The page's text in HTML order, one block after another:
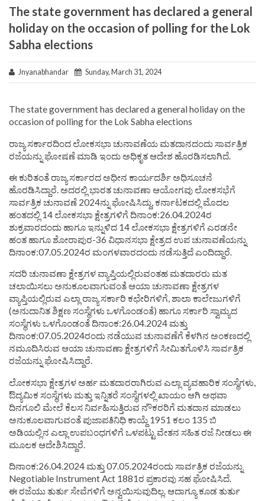
The state government has declared a general
holiday on the occasion of polling for the Lok
Sabha elections
Jnyanabhandar Sunday, March 31, 2024
The state government has declared a general holiday on the
occasion of polling for the Lok Sabha elections
ರಾಜ್ಯ ಸರ್ಕಾರದಿಂದ ಲೋಕಸಭಾ ಚುನಾವಣೆಯ ಮತದಾನದಂದು ಸಾರ್ವತ್ರಿಕ
ರಜೆಯನ್ನು ಘೋಷಣೆ ಮಾಡಿ ಇಂದು ಅಧಿಕೃತ ಆದೇಶ ಹೊರಡಿಸಲಾಗಿದೆ.
ಈ ಕುರಿತಂತೆ ರಾಜ್ಯ ಸರ್ಕಾರದ ಅಧೀನ ಕಾರ್ಯದರ್ಶಿ ಅಧಿಸೂಚನೆ
ಹೊರಡಿಸಿದ್ದಾರೆ. ಅದರಲ್ಲಿ ಭಾರತ ಚುನಾವಣಾ ಆಯೋಗವು ಲೋಕಸಭೆಗೆ
ಸಾರ್ವತ್ರಿಕ ಚುನಾವಣೆ 2024ನ್ನು ಘೋಷಿಸಿದ್ದು, ಕರ್ನಾಟಕದಲ್ಲಿ ಮೊದಲ
ಹಂತದಲ್ಲಿ 14 ಲೋಕಸಭಾ ಕ್ಷೇತ್ರಗಳಿಗೆ ದಿನಾಂಕ:26.04.2024ರ
ಶುಕ್ರವಾರದಂದು ಹಾಗೂ ಇನ್ನುಳಿದ 14 ಲೋಕಸಭಾ ಕ್ಷೇತ್ರಗಳಿಗೆ ಎರಡನೇ
ಹಂತ ಹಾಗೂ ಶೋರಾಪುರ-36 ವಿಧಾನಸಭಾ ಕ್ಷೇತ್ರದ ಉಪ ಚುನಾವಣೆಯನ್ನು
ದಿನಾಂಕ:07.05.2024ರ ಮಂಗಳವಾರದಂದು ನಡೆಸುತ್ತಿದೆ ಎಂದಿದ್ದಾರೆ.
ಸದರಿ ಚುನಾವಣಾ ಕ್ಷೇತ್ರಗಳ ವ್ಯಾಪ್ತಿಯಲ್ಲಿರುವಂತಹ ಮತದಾರರು ಮತ
ಚಲಾಯಿಸಲು ಅನುಕೂಲವಾಗುವಂತೆ ಆಯಾ ಚುನಾವಣಾ ಕ್ಷೇತ್ರಗಳ
ವ್ಯಾಪ್ತಿಯಲ್ಲಿರುವ ಎಲ್ಲಾ ರಾಜ್ಯ ಸರ್ಕಾರಿ ಕಛೇರಿಗಳಿಗೆ, ಶಾಲಾ ಕಾಲೇಜುಗಳಿಗೆ
(ಅನುದಾನಿತ ಶಿಕ್ಷಣ ಸಂಸ್ಥೆಗಳು ಒಳಗೊಂಡಂತೆ) ಹಾಗೂ ಸರ್ಕಾರಿ ಸ್ವಾಮ್ಯದ
ಸಂಸ್ಥೆಗಳು ಒಳಗೊಂಡಂತೆ ದಿನಾಂಕ:26.04.2024 ಮತ್ತು
ದಿನಾಂಕ:07.05.2024ರಂದು ನಡೆಯುವ ಚುನಾವಣೆಗೆ ಕೆಳಗಿನ ಅಂಕಣದಲ್ಲಿ
ನಮೂದಿಸಿರುವ ಆಯಾ ಚುನಾವಣಾ ಕ್ಷೇತ್ರಗಳಿಗೆ ಸೀಮಿತಗೊಳಿಸಿ ಸಾರ್ವತ್ರಿಕ
ರಜೆಯನ್ನು ಘೋಷಿಸಿದ್ದಾರೆ.
ಲೋಕಸಭಾ ಕ್ಷೇತ್ರಗಳ ಅರ್ಹ ಮತದಾರರಾಗಿರುವ ಎಲ್ಲಾ ವ್ಯವಹಾರಿಕ ಸಂಸ್ಥೆಗಳು,
ಔದ್ಯಮಿಕ ಸಂಸ್ಥೆಗಳು ಮತ್ತು ಇನ್ನಿತರೆ ಸಂಸ್ಥೆಗಳಲ್ಲಿ ಖಾಯಂ ಆಗಿ ಅಥವಾ
ದಿನಗೂಲಿ ಮೇಲೆ ಕೆಲಸ ನಿರ್ವಹಿಸುತ್ತಿರುವ ನೌಕರರಿಗೆ ಮತದಾನ ಮಾಡಲು
ಅನುಕೂಲವಾಗುವಂತೆ ಪುಜಾಪತಿನಿಧಿ ಕಾಯ್ದೆ 1951 ಕಲಂ 135 ಬಿ
ಅಡಿಯಲ್ಲಿನ ಎಲ್ಲಾ ಉಪಬಂಧಗಳಿಗೆ ಒಳಪಟ್ಟು ವೇತನ ಸಹಿತ ರಜೆ ನೀಡಲು ಈ
ಮೂಲಕ ಆದೇಶಿಸಿದ್ದಾರೆ.
ದಿನಾಂಕ:26.04.2024 ಮತ್ತು 07.05.2024ರಂದು ಸಾರ್ವತ್ರಿಕ ರಜೆಯನ್ನು
Negotiable Instrument Act 1881ರ ಪ್ರಕಾರವು ಸಹ ಘೋಷಿಸಿದೆ.
ಈ ರಜೆಯು ತುರ್ತು ಸೇವೆಗಳಿಗೆ ಅನ್ವಯಿಸುವುದಿಲ್ಲ. ಆದಾಗ್ಯೂ ಕೂಡ ತುರ್ತು